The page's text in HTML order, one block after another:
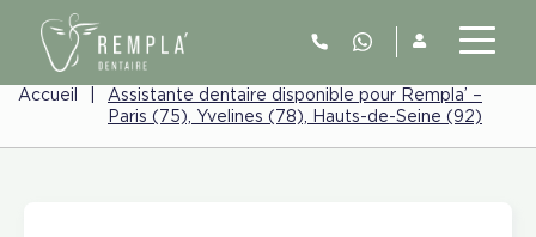
Accueil
Assistante dentaire disponible pour Rempla’ –
Paris (75), Yvelines (78), Hauts-de-Seine (92)